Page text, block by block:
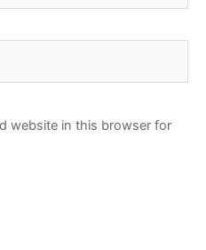
website in this browser for